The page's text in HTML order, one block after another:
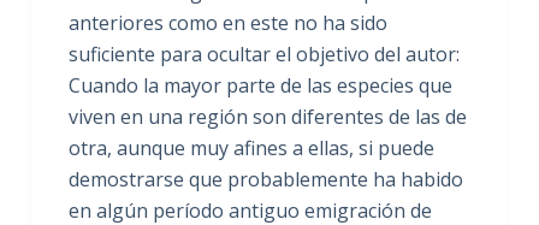
anteriores como en este no ha sido
suficiente para ocultar el objetivo del autor:
Cuando la mayor parte de las especies que
viven en una región son diferentes de las de
otra, aunque muy afines a ellas, si puede
demostrarse que probablemente ha habido
en algún período antiguo emigración de